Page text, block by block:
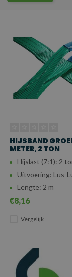
HIJSBAND
METER, 2 TON
Hijslast (7:1): 2
Uitvoering: Lus-
Lengte: 2 m
€8,16
Vergelijk